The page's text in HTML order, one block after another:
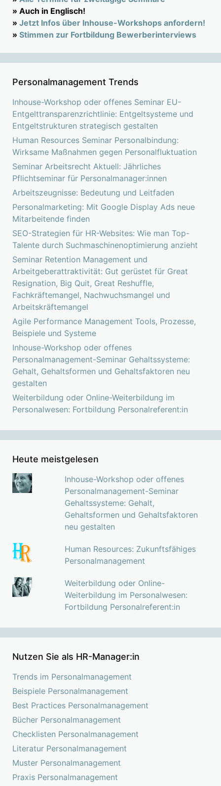
» Auch in Englisch!
» Jetzt Infos über Inhouse-Workshops anfordern!
» Stimmen zur Fortbildung Bewerberinterviews
Personalmanagement Trends
Inhouse-Workshop oder offenes Seminar EU-
Entgelttransparenzrichtlinie: Entgeltsysteme und
Entgeltstrukturen strategisch gestalten
Human Resources Seminar Personalbindung:
Wirksame Maßnahmen gegen Personalfluktuation
Seminar Arbeitsrecht Aktuell: Jährliches
Pflichtseminar für Personalmanager:innen
Arbeitszeugnisse: Bedeutung und Leitfaden
Personalmarketing: Mit Google Display Ads neue
Mitarbeitende finden
SEO-Strategien für HR-Websites: Wie man Top-
Talente durch Suchmaschinenoptimierung anzieht
Seminar Retention Management und
Arbeitgeberattraktivität: Gut gerüstet für Great
Resignation, Big Quit, Great Reshuffle,
Fachkräftemangel, Nachwuchsmangel und
Arbeitskräftemangel
Agile Performance Management Tools, Prozesse,
Beispiele und Systeme
Inhouse-Workshop oder offenes
Personalmanagement-Seminar Gehaltssysteme:
Gehalt, Gehaltsformen und Gehaltsfaktoren neu
gestalten
Weiterbildung oder Online-Weiterbildung im
Personalwesen: Fortbildung Personalreferent:in
Heute meistgelesen
Inhouse-Workshop oder offenes
Personalmanagement-Seminar
Gehaltssysteme: Gehalt,
Gehaltsformen und Gehaltsfaktoren
neu gestalten
Human Resources: Zukunftsfähiges
Personalmanagement
Weiterbildung oder Online-
Weiterbildung im Personalwesen:
Fortbildung Personalreferent:in
Nutzen Sie als HR-Manager:in
Trends im Personalmanagement
Beispiele Personalmanagement
Best Practices Personalmanagement
Bücher Personalmanagement
Checklisten Personalmanagement
Literatur Personalmanagement
Muster Personalmanagement
Praxis Personalmanagement